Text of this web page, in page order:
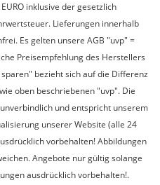
inklusive der gesetzlich
Lieferungen innerhalb
Es gelten unsere AGB "uvp" =
Preisempfehlung des Herstellers
bezieht sich auf die Differenz
oben beschriebenen "uvp". Die
und entspricht unserem
unserer Website (alle 24
vorbehalten! Abbildungen
Angebote nur gültig solange
ausdrücklich vorbehalten!.